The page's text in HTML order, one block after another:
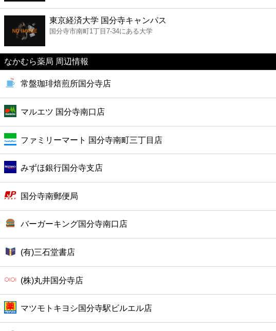
ファーストフード
カフェ
ショッピング
公共
病院
ホテル
東京経済大学 国分寺キャンパス
国分寺市南町1丁目7-34にある大学
なかむら薬局 周辺情報
常盤珈琲焙煎所国分寺店
マルエツ 国分寺南口店
ファミリーマート 国分寺南町三丁目店
みずほ銀行国分寺支店
国分寺南郵便局
バーガーキング国分寺南口店
(有)三石堂書店
(株)丸井国分寺店
マツモトキヨシ国分寺駅ビルエル店